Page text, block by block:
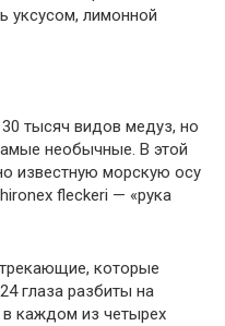
уксусом, лимонной
тысяч видов медуз, но
необычные. В этой
известную морскую осу
fleckeri — «рука
которые
глаза разбиты на
каждом из четырех